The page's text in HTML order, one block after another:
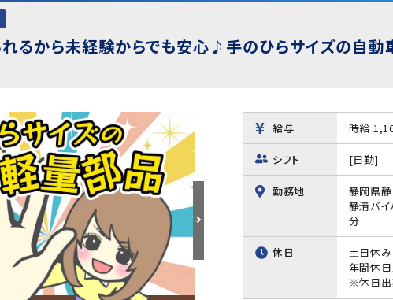
るから未経験からでも安心♪手のひらサイズの自動
給与 時給
シフト [日勤]
勤務地
静岡県
静清バ
分
休日
土日休み
年間休
※休日出